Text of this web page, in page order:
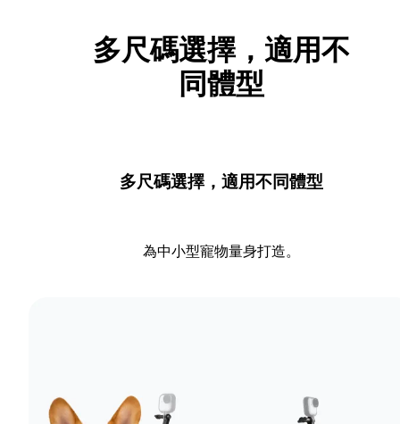
多尺碼選擇，適用不
同體型
多尺碼選擇，適用不同體型
為中小型寵物量身打造。